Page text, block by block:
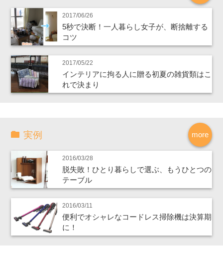
2017/06/26
5秒で決断！一人暮らし女子が、断捨離する
コツ
2017/05/22
インテリアに拘る人に贈る初夏の雑貨類はこ
れで決まり
more
実例
2016/03/28
脱失敗！ひとり暮らしで選ぶ、もうひとつの
テーブル
2016/03/11
便利でオシャレなコードレス掃除機は決算期
に！